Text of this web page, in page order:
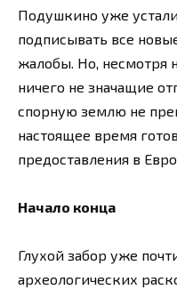
Подушкино уже
подписывать все
жалобы. Но, несмотря
ничего не значащие
спорную землю не
настоящее время
предоставления в
Начало конца
Глухой забор уже
археологических